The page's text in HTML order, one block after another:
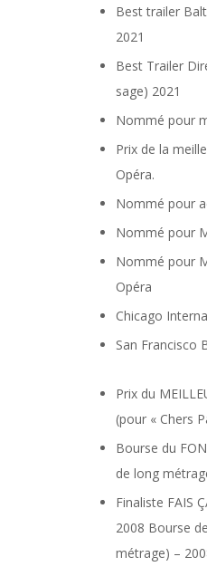
Best trailer
2021
Best Trailer
sage) 2021
Nommé pour
Prix de la
Opéra.
Nommé pour
Nommé pour
Nommé pour
Opéra
Chicago
San Francisco
Prix du
(pour « Chers
Bourse du
de long
Finaliste FAIS
2008 Bourse
métrage) –